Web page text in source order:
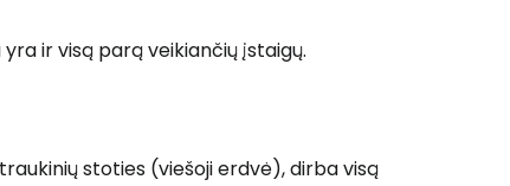
ir visą parą veikiančių įstaigų.
stoties (viešoji erdvė), dirba visą